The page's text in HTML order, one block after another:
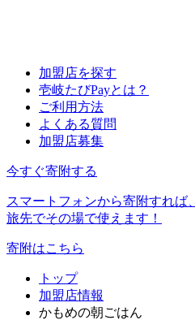
加盟店を探す
壱岐たびPayとは？
ご利用方法
よくある質問
加盟店募集
今すぐ寄附する
スマートフォンから寄附すれば、
旅先でその場で使えます！
寄附はこちら
トップ
加盟店情報
かもめの朝ごはん